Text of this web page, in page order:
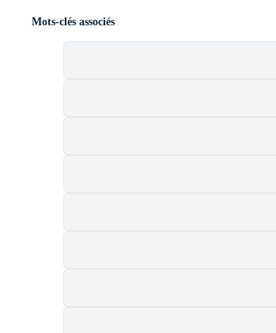
Mots-clés associés